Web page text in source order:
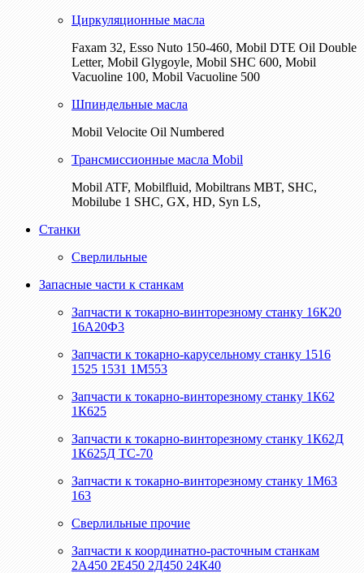
Циркуляционные масла
Faxam 32, Esso Nuto 150-460, Mobil DTE Oil Double
Letter, Mobil Glygoyle, Mobil SHC 600, Mobil
Vacuoline 100, Mobil Vacuoline 500
Шпиндельные масла
Mobil Velocite Oil Numbered
Трансмиссионные масла Mobil
Mobil ATF, Mobilfluid, Mobiltrans MBT, SHC,
Mobilube 1 SHC, GX, HD, Syn LS,
Станки
Сверлильные
Запасные части к станкам
Запчасти к токарно-винторезному станку 16К20
16А20Ф3
Запчасти к токарно-карусельному станку 1516
1525 1531 1М553
Запчасти к токарно-винторезному станку 1К62
1К625
Запчасти к токарно-винторезному станку 1К62Д
1К625Д ТС-70
Запчасти к токарно-винторезному станку 1М63
163
Сверлильные прочие
Запчасти к координатно-расточным станкам
2А450 2Е450 2Д450 24К40